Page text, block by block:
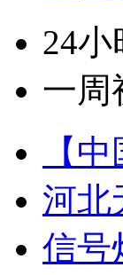
24
一周
【
河北
信号